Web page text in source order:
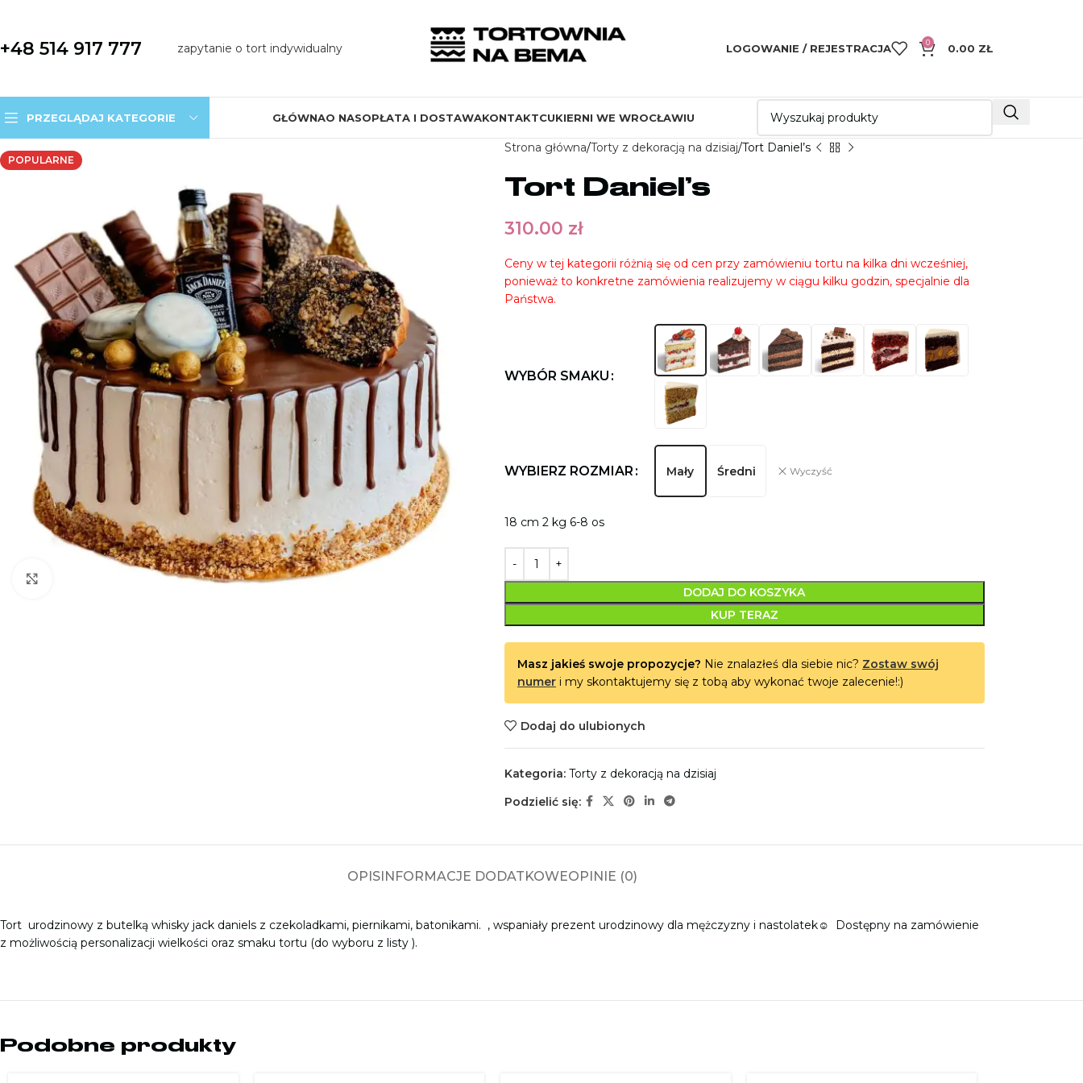
+48 514 917 777 zapytanie o tort indywidualny LOGOWANIE / REJESTRACJA 0 0.00 ZŁ
PRZEGLĄDAJ KATEGORIE GŁÓWNAO NASOPŁATA I DOSTAWAKONTAKTCUKIERNI WE WROCŁAWIU
POPULARNE
Kliknij aby powiększyć
Strona główna Torty z dekoracją na dzisiaj Tort Daniel’s
Tort Daniel’s
310.00 zł
Ceny w tej kategorii różnią się od cen przy zamówieniu tortu na kilka dni wcześniej,
ponieważ to konkretne zamówienia realizujemy w ciągu kilku godzin, specjalnie dla
Państwa.
WYBÓR SMAKU
WYBIERZ ROZMIAR Mały Średni Wyczyść
18 cm 2 kg 6-8 os
DODAJ DO KOSZYKA
KUP TERAZ
Masz jakieś swoje propozycje? Nie znalazłeś dla siebie nic? Zostaw swój
numeri my skontaktujemy się z tobą aby wykonać twoje zalecenie!:)
Dodaj do ulubionych
Kategoria: Torty z dekoracją na dzisiaj
Podzielić się:
OPISINFORMACJE DODATKOWEOPINIE (0)
Tort urodzinowy z butelką whisky jack daniels z czekoladkami, piernikami, batonikami. , wspaniały prezent urodzinowy dla mężczyzny i nastolatek☺
Dostępny na zamówienie
z możliwością personalizacji wielkości oraz smaku tortu (do wyboru z listy ).
Podobne produkty